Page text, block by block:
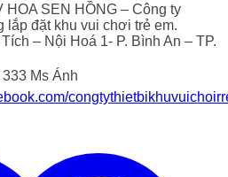
HOA SEN HỒNG – Công ty
lắp đặt khu vui chơi trẻ em.
– Nội Hoá 1- P. Bình An – TP.
Ms Ánh